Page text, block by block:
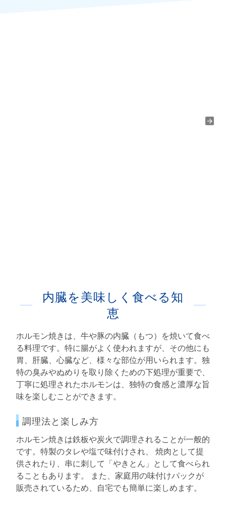
内臓を美味しく食べる知
恵
ホルモン焼きは、牛や豚の内臓（もつ）を焼いて食べ
る料理です。特に腸がよく使われますが、その他にも
胃、肝臓、心臓など、様々な部位が用いられます。独
特の臭みやぬめりを取り除くための下処理が重要で、
丁寧に処理されたホルモンは、独特の食感と濃厚な旨
味を楽しむことができます。
調理法と楽しみ方
ホルモン焼きは鉄板や炭火で調理されることが一般的
です。特製のタレや塩で味付けされ、 焼肉として提
供されたり、串に刺して「やきとん」として食べられ
ることもあります。 また、家庭用の味付けパックが
販売されているため、自宅でも簡単に楽しめます。